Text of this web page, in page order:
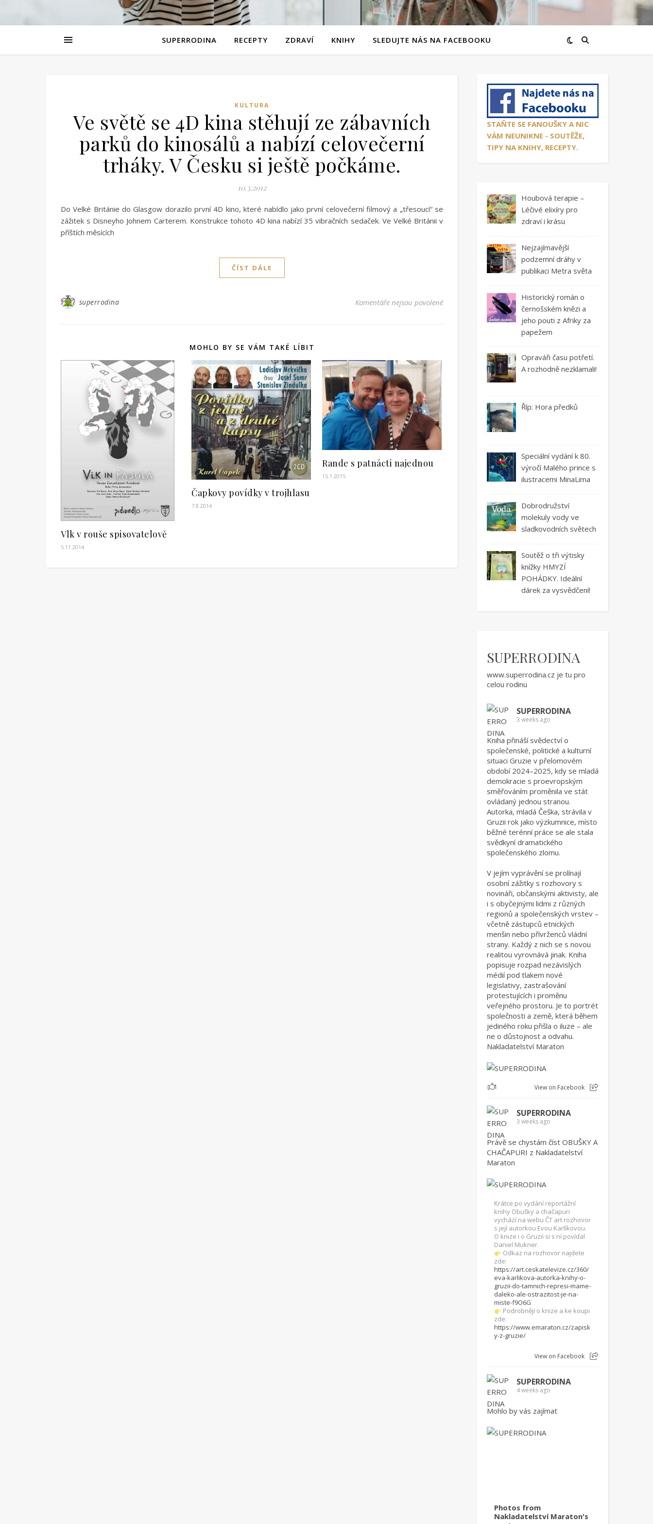
SUPERRODINA RECEPTY ZDRAVÍ KNIHY SLEDUJTE NÁS NA FACEBOOKU
KULTURA
Ve světě se 4D kina stěhují ze zábavních
parků do kinosálů a nabízí celovečerní
trháky. V Česku si ještě počkáme.
10.3.2012
Do Velké Británie do Glasgow dorazilo první 4D kino, které nabídlo jako první celovečerní filmový a „třesoucí“ se
zážitek s Disneyho Johnem Carterem. Konstrukce tohoto 4D kina nabízí 35 vibračních sedaček. Ve Velké Británii v
příštích měsících
ČÍST DÁLE
superrodina Komentáře nejsou povolenéu textu s názvem Ve světě se 4D kina stěhují ze zábavních parků
MOHLO BY SE VÁM TAKÉ LÍBIT
Vlk v rouše spisovatelově
5.11.2014
Čapkovy povídky v trojhlasu
7.8.2014
Rande s patnácti najednou
15.1.2015
STAŇTE SE FANOUŠKY A NIC
VÁM NEUNIKNE - SOUTĚŽE,
TIPY NA KNIHY, RECEPTY.
Houbová terapie –
Léčivé elixíry pro
zdraví i krásu
Nejzajímavější
podzemní dráhy v
publikaci Metra světa
Historický román o
černošském knězi a
jeho pouti z Afriky za
papežem
Opraváři času potřetí.
A rozhodně nezklamali!
Říp: Hora předků
Speciální vydání k 80.
výročí Malého prince s
ilustracemi MinaLima
Dobrodružství
molekuly vody ve
sladkovodních světech
Soutěž o tři výtisky
knížky HMYZÍ
POHÁDKY. Ideální
dárek za vysvědčení!
SUPERRODINA
www.superrodina.cz je tu pro
celou rodinu
SUPERRODINA
3 weeks ago
Kniha přináší svědectví o
společenské, politické a kulturní
situaci Gruzie v přelomovém
období 2024–2025, kdy se mladá
demokracie s proevropským
směřováním proměnila ve stát
ovládaný jednou stranou.
Autorka, mladá Češka, strávila v
Gruzii rok jako výzkumnice, místo
běžné terénní práce se ale stala
svědkyní dramatického
společenského zlomu.
V jejím vyprávění se prolínají
osobní zážitky s rozhovory s
novináři, občanskými aktivisty, ale
i s obyčejnými lidmi z různých
regionů a společenských vrstev –
včetně zástupců etnických
menšin nebo přívrženců vládní
strany. Každý z nich se s novou
realitou vyrovnává jinak. Kniha
popisuje rozpad nezávislých
médií pod tlakem nové
legislativy, zastrašování
protestujících i proměnu
veřejného prostoru. Je to portrét
společnosti a země, která během
jediného roku přišla o iluze – ale
ne o důstojnost a odvahu.
Nakladatelství Maraton
1 View on Facebook
SUPERRODINA
3 weeks ago
Právě se chystám číst OBUŠKY A
CHAČAPURI z Nakladatelství
Maraton
Krátce po vydání reportážní
knihy Obušky a chačapuri
vychází na webu ČT art rozhovor
s její autorkou Evou Karlíkovou.
O knize i o Gruzii si s ní povídal
Daniel Mukner.
Odkaz na rozhovor najdete
zde:
https://art.ceskatelevize.cz/360/
eva-karlikova-autorka-knihy-o-
gruzii-do-tamnich-represi-mame-
daleko-ale-ostrazitost-je-na-
miste-f9O6G
Podrobněji o knize a ke koupi
zde:
https://www.emaraton.cz/zapisk
y-z-gruzie/
View on Facebook
SUPERRODINA
4 weeks ago
Mohlo by vás zajímat
Photos from
Nakladatelství Maraton's